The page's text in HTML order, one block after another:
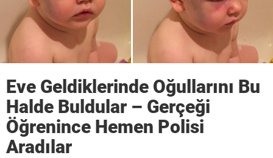
Eve Geldiklerinde Oğullarını Bu
Halde Buldular – Gerçeği
Öğrenince Hemen Polisi
Aradılar